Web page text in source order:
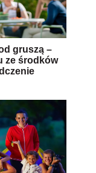
gruszą –
ze środków